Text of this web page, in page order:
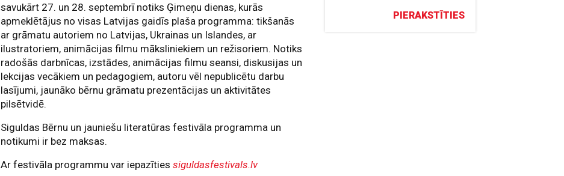
savukārt 27. un 28. septembrī notiks Ģimeņu dienas, kurās
apmeklētājus no visas Latvijas gaidīs plaša programma: tikšanās
ar grāmatu autoriem no Latvijas, Ukrainas un Islandes, ar
ilustratoriem, animācijas filmu māksliniekiem un režisoriem. Notiks
radošās darbnīcas, izstādes, animācijas filmu seansi, diskusijas un
lekcijas vecākiem un pedagogiem, autoru vēl nepublicētu darbu
lasījumi, jaunāko bērnu grāmatu prezentācijas un aktivitātes
pilsētvidē.
Siguldas Bērnu un jauniešu literatūras festivāla programma un
notikumi ir bez maksas.
Ar festivāla programmu var iepazītiessiguldasfestivals.lv
PIERAKSTĪTIES